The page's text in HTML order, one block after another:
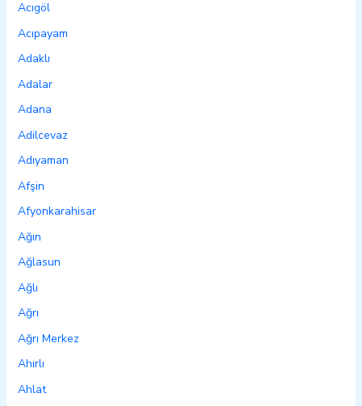
Acıgöl
Acıpayam
Adaklı
Adalar
Adana
Adilcevaz
Adıyaman
Afşin
Afyonkarahisar
Ağın
Ağlasun
Ağlı
Ağrı
Ağrı Merkez
Ahırlı
Ahlat